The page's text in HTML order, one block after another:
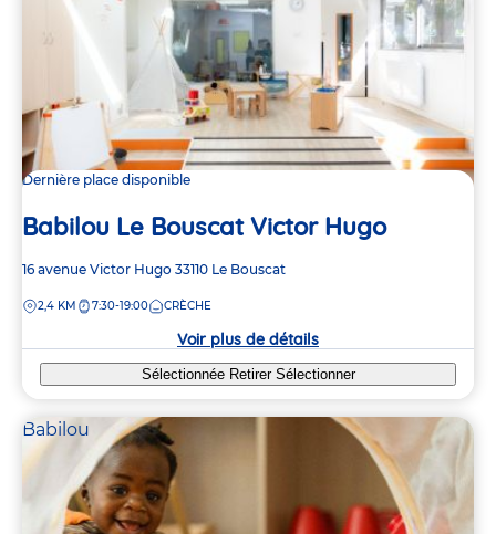
Dernière place disponible
Babilou Le Bouscat Victor Hugo
Adresse
la
16 avenue Victor Hugo 33110 Le Bouscat
DISTANCE
2,4 KM 7:30-19:00 CRÈCHE
Voir plus de détails
Sélectionnée Retirer Sélectionner
Babilou